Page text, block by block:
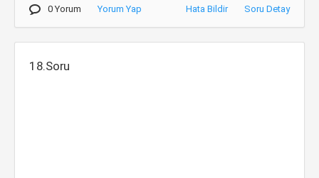
0 Yorum Yorum Yap Hata Bildir Soru Detay
18.Soru